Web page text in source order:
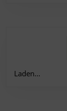
Laden...